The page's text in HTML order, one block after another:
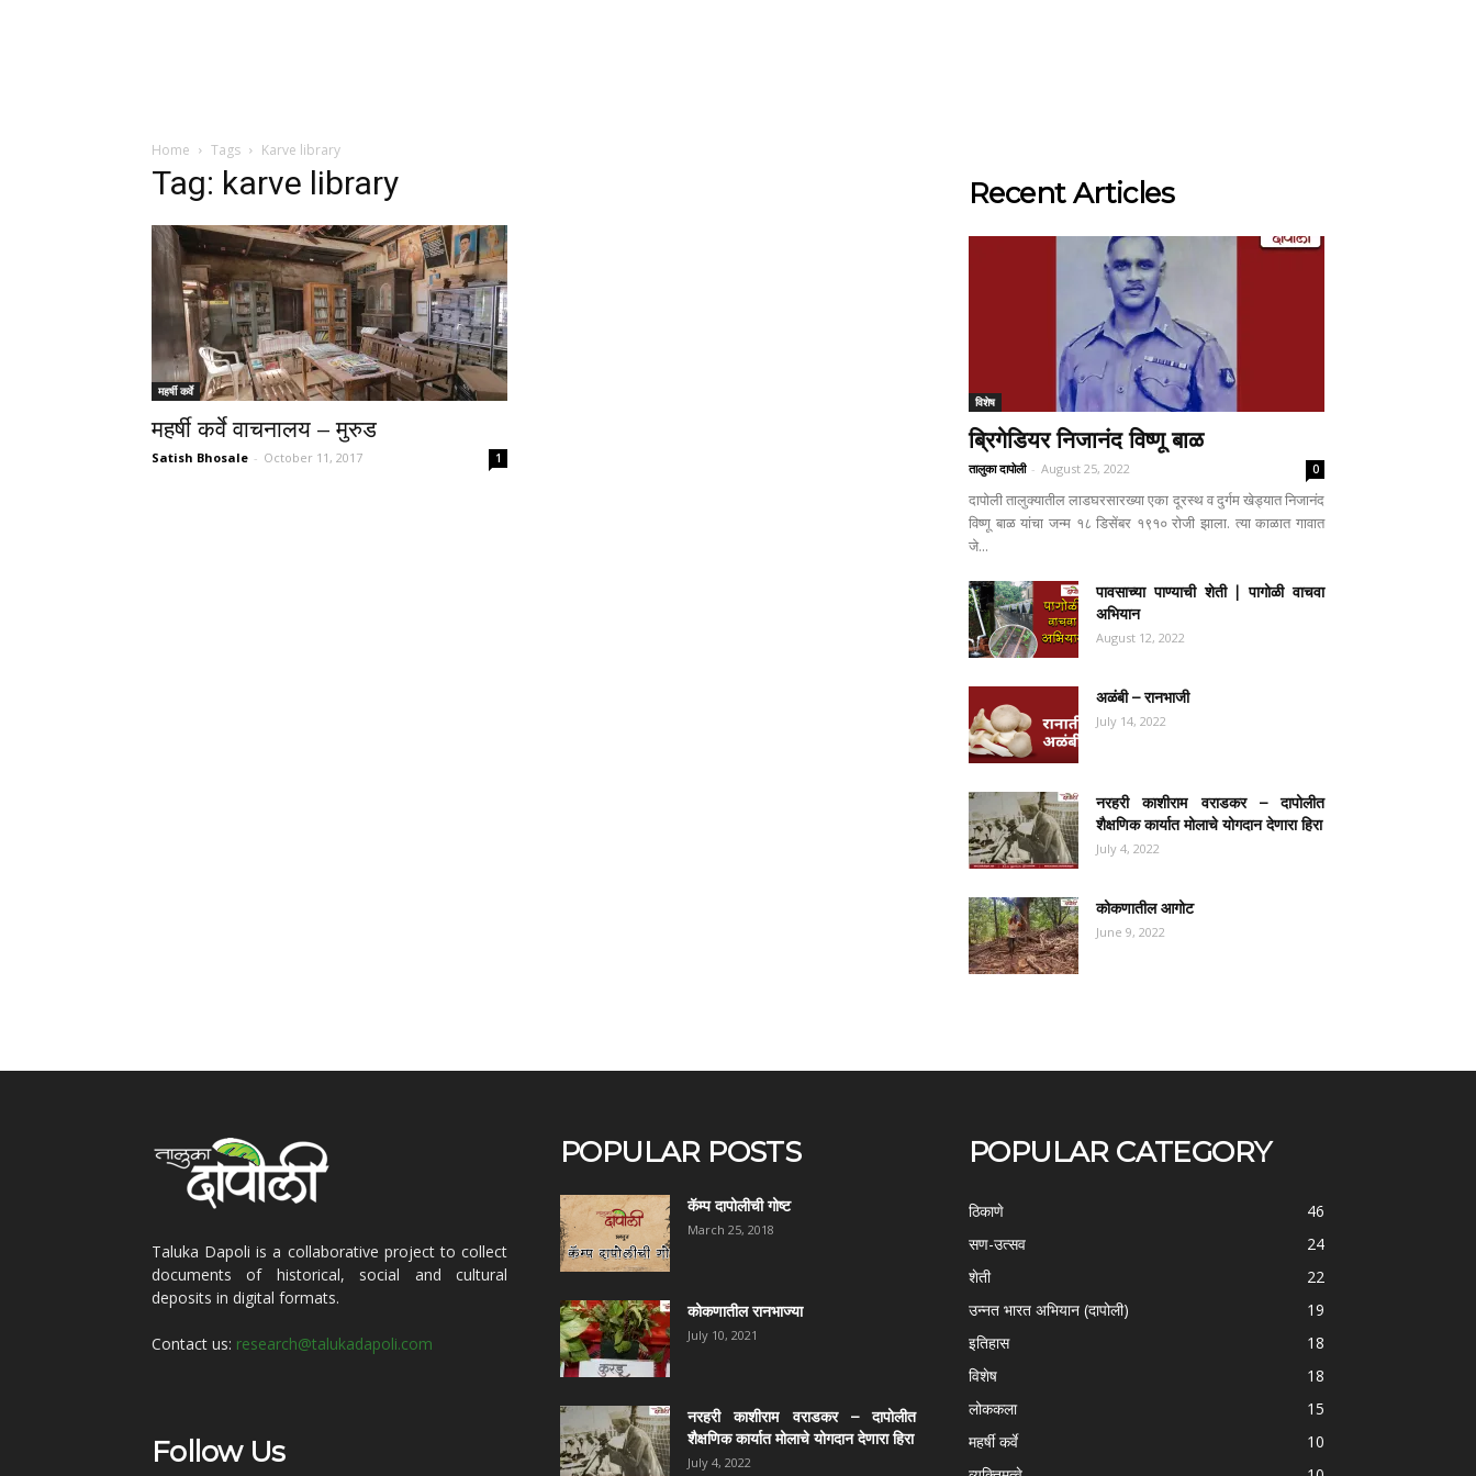
Home Tags Karve library
Tag: karve library
महर्षी कर्वे
महर्षी कर्वे वाचनालय – मुरुड
Satish Bhosale - October 11, 2017 1
Recent Articles
विशेष
ब्रिगेडियर निजानंद विष्णू बाळ
तालुका दापोली - August 25, 2022 0
दापोली तालुक्यातील लाडघरसारख्या एका दूरस्थ व दुर्गम खेड्यात निजानंद
विष्णू बाळ यांचा जन्म १८ डिसेंबर १९१० रोजी झाला. त्या काळात गावात
जे...
पावसाच्या पाण्याची शेती | पागोळी वाचवा
अभियान
August 12, 2022
अळंबी – रानभाजी
July 14, 2022
नरहरी काशीराम वराडकर – दापोलीत
शैक्षणिक कार्यात मोलाचे योगदान देणारा हिरा
July 4, 2022
कोकणातील आगोट
June 9, 2022
Taluka Dapoli is a collaborative project to collect
documents of historical, social and cultural
deposits in digital formats.
Contact us: research@talukadapoli.com
Follow Us
POPULAR POSTS
कॅम्प दापोलीची गोष्ट
March 25, 2018
कोकणातील रानभाज्या
July 10, 2021
नरहरी काशीराम वराडकर – दापोलीत
शैक्षणिक कार्यात मोलाचे योगदान देणारा हिरा
July 4, 2022
POPULAR CATEGORY
ठिकाणे
46
सण-उत्सव
24
शेती
22
उन्नत भारत अभियान (दापोली)
19
इतिहास
18
विशेष
18
लोककला
15
महर्षी कर्वे
10